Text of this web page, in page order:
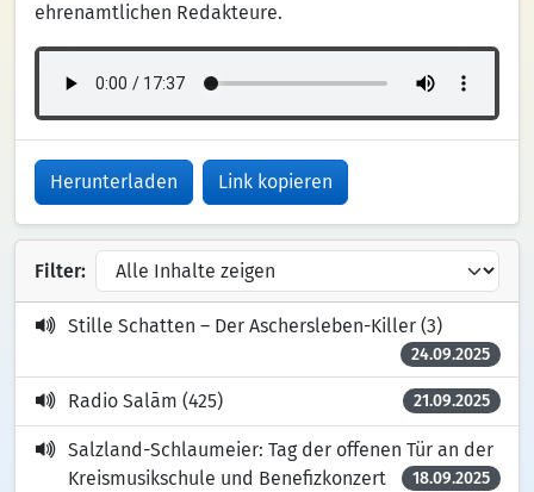
ehrenamtlichen Redakteure.
Herunterladen Link kopieren
Filter:
Stille Schatten – Der Aschersleben-Killer (3)
24.09.2025
Radio Salām (425) 21.09.2025
Salzland-Schlaumeier: Tag der offenen Tür an der
Kreismusikschule und Benefizkonzert
18.09.2025